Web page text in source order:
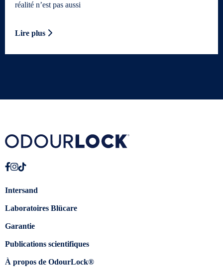
réalité n’est pas aussi
Lire plus
Intersand
Laboratoires Blücare
Garantie
Publications scientifiques
À propos de OdourLock®